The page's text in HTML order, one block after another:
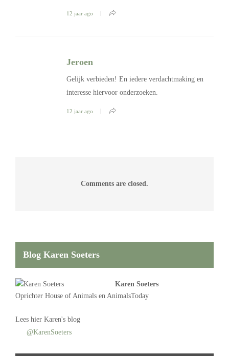
12 jaar ago
Jeroen
Gelijk verbieden! En iedere verdachtmaking en
interesse hiervoor onderzoeken.
12 jaar ago
Comments are closed.
Blog Karen Soeters
Karen Soeters
Oprichter House of Animals en AnimalsToday
Lees hier Karen's blog
@KarenSoeters